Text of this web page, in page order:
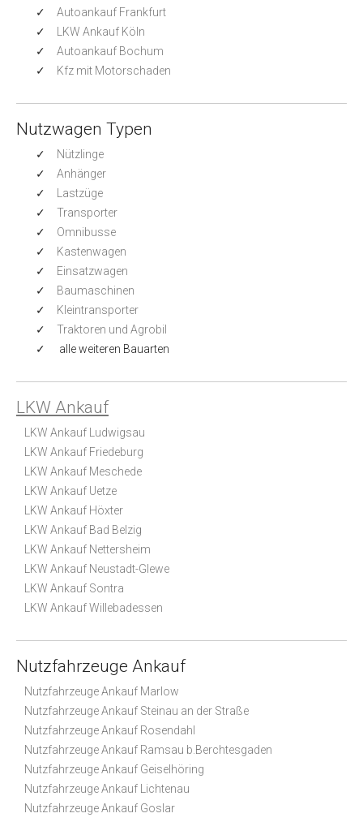
Autoankauf Frankfurt
LKW Ankauf Köln
Autoankauf Bochum
Kfz mit Motorschaden
Nutzwagen Typen
Nützlinge
Anhänger
Lastzüge
Transporter
Omnibusse
Kastenwagen
Einsatzwagen
Baumaschinen
Kleintransporter
Traktoren und Agrobil
alle weiteren Bauarten
LKW Ankauf
LKW Ankauf Ludwigsau
LKW Ankauf Friedeburg
LKW Ankauf Meschede
LKW Ankauf Uetze
LKW Ankauf Höxter
LKW Ankauf Bad Belzig
LKW Ankauf Nettersheim
LKW Ankauf Neustadt-Glewe
LKW Ankauf Sontra
LKW Ankauf Willebadessen
Nutzfahrzeuge Ankauf
Nutzfahrzeuge Ankauf Marlow
Nutzfahrzeuge Ankauf Steinau an der Straße
Nutzfahrzeuge Ankauf Rosendahl
Nutzfahrzeuge Ankauf Ramsau b.Berchtesgaden
Nutzfahrzeuge Ankauf Geiselhöring
Nutzfahrzeuge Ankauf Lichtenau
Nutzfahrzeuge Ankauf Goslar